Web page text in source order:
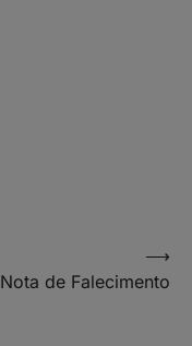
Nota de Falecimento
⟶